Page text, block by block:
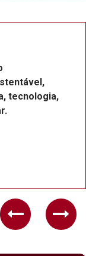
do
bolsistas
Previous